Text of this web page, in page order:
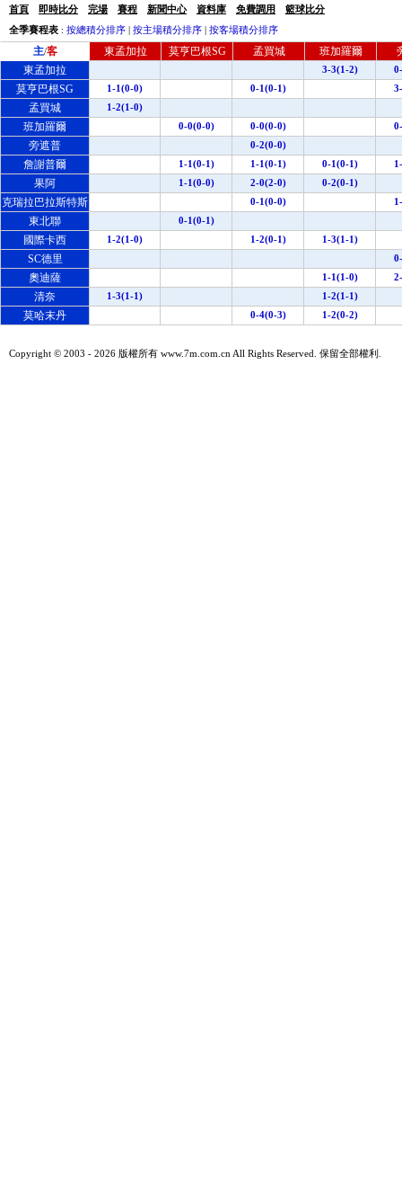
首頁 即時比分 完場 賽程 新聞中心 資料庫 免費調用
籃球比分
全季賽程表 : 按總積分排序 | 按主場積分排序 | 按客場積分排序
主/客 東孟加拉 莫亨巴根SG 孟買城 班加羅爾
東孟加拉
莫亨巴根SG
孟買城
班加羅爾
旁遮普
詹謝普爾
果阿
克瑞拉巴拉斯特斯
東北聯
國際卡西
SC德里
奧迪薩
清奈
莫哈末丹
3-3(1-2)
1-1(0-0)
0-1(0-1)
1-2(1-0)
0-0(0-0)
0-0(0-0)
0-2(0-0)
1-1(0-1)
1-1(0-1) 0-1(0-1)
1-1(0-0)
2-0(2-0)
0-2(0-1)
0-1(0-0)
0-1(0-1)
1-2(1-0)
1-2(0-1)
1-3(1-1)
1-1(1-0)
1-3(1-1)
1-2(1-1)
0-4(0-3)
1-2(0-2)
Copyright © 2003 - 2026 版權所有 www.7m.com.cn All Rights Reserved. 保留全部權利.